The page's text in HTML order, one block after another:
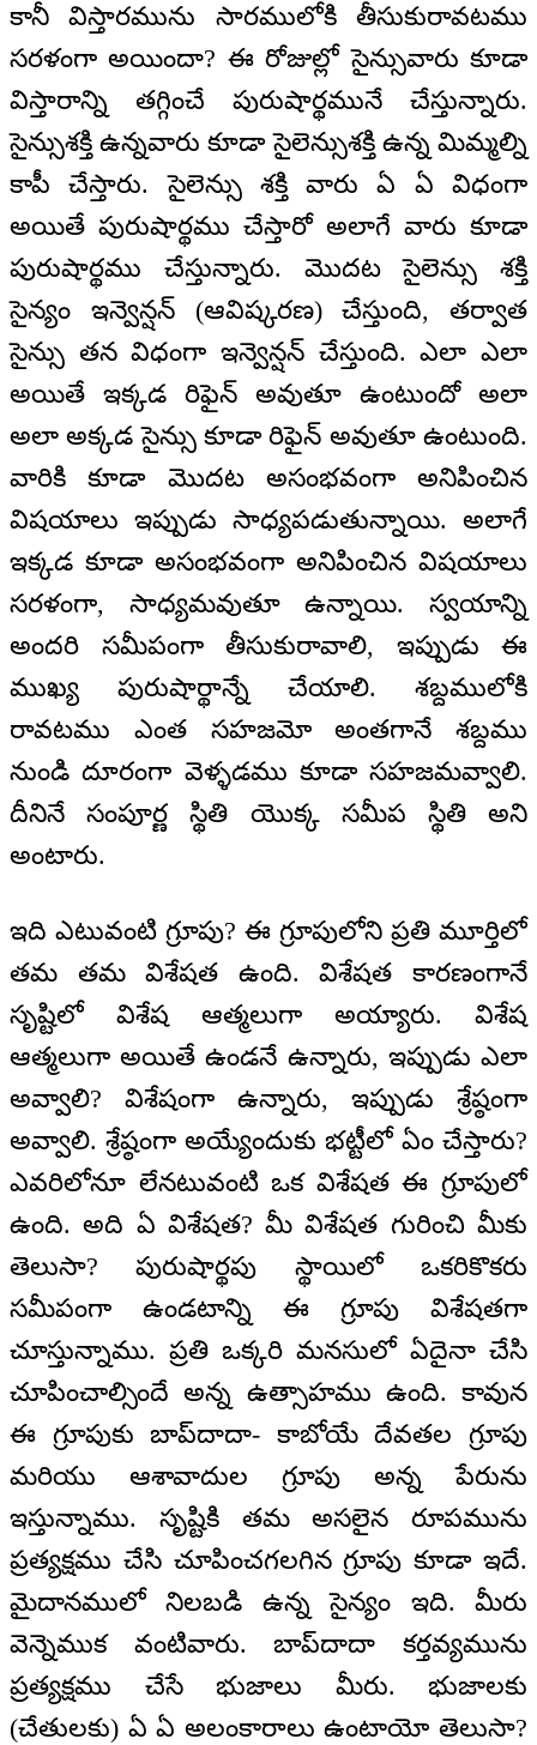
కానీ విస్తారమును సారములోకి తీసుకురావటము
సరళంగా అయిందా? ఈ రోజుల్లో సైన్సువారు కూడా
విస్తారాన్ని తగ్గించే పురుషార్థమునే చేస్తున్నారు.
సైన్సుశక్తి ఉన్నవారు కూడా సైలెన్సుశక్తి ఉన్న మిమ్మల్ని
కాపీ చేస్తారు. సైలెన్సు శక్తి వారు ఏ ఏ విధంగా
అయితే పురుషార్థము చేస్తారో అలాగే వారు కూడా
పురుషార్థము చేస్తున్నారు. మొదట సైలెన్సు శక్తి
సైన్యం ఇన్వెన్షన్ (ఆవిష్కరణ) చేస్తుంది, తర్వాత
సైన్సు తన విధంగా ఇన్వెన్షన్ చేస్తుంది. ఎలా ఎలా
అయితే ఇక్కడ రిఫైన్ అవుతూ ఉంటుందో అలా
అలా అక్కడ సైన్సు కూడా రిఫైన్ అవుతూ ఉంటుంది.
వారికి కూడా మొదట అసంభవంగా అనిపించిన
విషయాలు ఇప్పుడు సాధ్యపడుతున్నాయి. అలాగే
ఇక్కడ కూడా అసంభవంగా అనిపించిన విషయాలు
సరళంగా, సాధ్యమవుతూ ఉన్నాయి. స్వయాన్ని
అందరి సమీపంగా తీసుకురావాలి, ఇప్పుడు ఈ
ముఖ్య పురుషార్థాన్నే చేయాలి. శబ్దములోకి
రావటము ఎంత సహజమో అంతగానే శబ్దము
నుండి దూరంగా వెళ్ళడము కూడా సహజమవ్వాలి.
దీనినే సంపూర్ణ స్థితి యొక్క సమీప స్థితి అని
అంటారు.
ఇది ఎటువంటి గ్రూపు? ఈ గ్రూపులోని ప్రతి మూర్తిలో
తమ తమ విశేషత ఉంది. విశేషత కారణంగానే
సృష్టిలో విశేష ఆత్మలుగా అయ్యారు. విశేష
ఆత్మలుగా అయితే ఉండనే ఉన్నారు, ఇప్పుడు ఎలా
అవ్వాలి? విశేషంగా ఉన్నారు, ఇప్పుడు శ్రేష్ఠంగా
అవ్వాలి. శ్రేష్ఠంగా అయ్యేందుకు భట్టీలో ఏం చేస్తారు?
ఎవరిలోనూ లేనటువంటి ఒక విశేషత ఈ గ్రూపులో
ఉంది. అది ఏ విశేషత? మీ విశేషత గురించి మీకు
తెలుసా? పురుషార్థపు స్థాయిలో ఒకరికొకరు
సమీపంగా ఉండటాన్ని ఈ గ్రూపు విశేషతగా
చూస్తున్నాము. ప్రతి ఒక్కరి మనసులో ఏదైనా చేసి
చూపించాల్సిందే అన్న ఉత్సాహము ఉంది. కావున
ఈ గ్రూపుకు బాప్‌దాదా- కాబోయే దేవతల గ్రూపు
మరియు ఆశావాదుల గ్రూపు అన్న పేరును
ఇస్తున్నాము. సృష్టికి తమ అసలైన రూపమును
ప్రత్యక్షము చేసి చూపించగలగిన గ్రూపు కూడా ఇదే.
మైదానములో నిలబడి ఉన్న సైన్యం ఇది. మీరు
వెన్నెముక వంటివారు. బాప్‌దాదా కర్తవ్యమును
ప్రత్యక్షము చేసే భుజాలు మీరు. భుజాలకు
(చేతులకు) ఏ ఏ అలంకారాలు ఉంటాయో తెలుసా?